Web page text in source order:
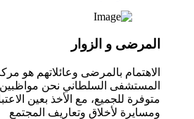
المرضى و الزوار
الاهتمام بالمرضى وعائلاتهم هو
المستشفى السلطاني نحن
متوفرة للجميع، مع الأخذ بعين
ومسايرة لأخلاق وتعاريف المجتمع